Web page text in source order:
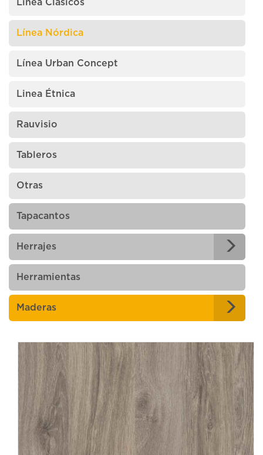
Línea Clásicos
Línea Nórdica
Línea Urban Concept
Linea Étnica
Rauvisio
Tableros
Otras
Tapacantos
Herrajes
Herramientas
Maderas